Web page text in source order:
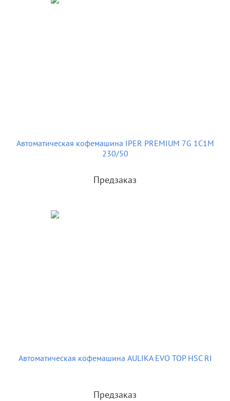
Автоматическая кофемашина IPER PREMIUM 7G 1C1M
230/50
Предзаказ
Автоматическая кофемашина AULIKA EVO TOP HSC RI
Предзаказ